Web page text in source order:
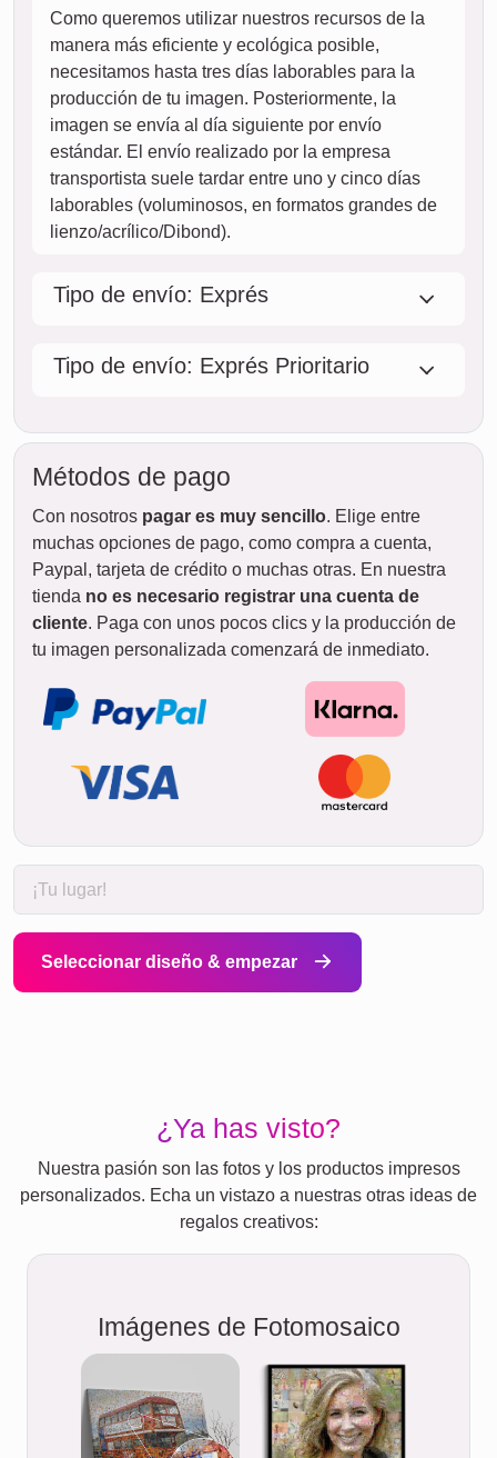
Como queremos utilizar nuestros recursos de la
manera más eficiente y ecológica posible,
necesitamos hasta tres días laborables para la
producción de tu imagen. Posteriormente, la
imagen se envía al día siguiente por envío
estándar. El envío realizado por la empresa
transportista suele tardar entre uno y cinco días
laborables (voluminosos, en formatos grandes de
lienzo/acrílico/Dibond).
Tipo de envío: Exprés
Tipo de envío: Exprés Prioritario
Métodos de pago
Con nosotros pagar es muy sencillo. Elige entre
muchas opciones de pago, como compra a cuenta,
Paypal, tarjeta de crédito o muchas otras. En nuestra
tienda no es necesario registrar una cuenta de
cliente. Paga con unos pocos clics y la producción de
tu imagen personalizada comenzará de inmediato.
Seleccionar diseño & empezar
¿Ya has visto?
Nuestra pasión son las fotos y los productos impresos
personalizados. Echa un vistazo a nuestras otras ideas de
regalos creativos:
Imágenes de Fotomosaico